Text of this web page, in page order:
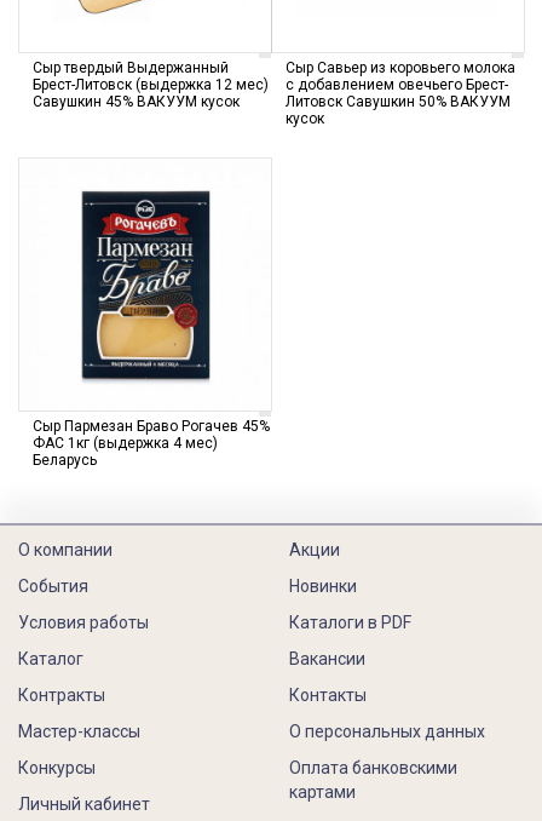
Сыр твердый Выдержанный
Брест-Литовск (выдержка 12 мес)
Савушкин 45% ВАКУУМ кусок
Сыр Савьер из коровьего молока
с добавлением овечьего Брест-
Литовск Савушкин 50% ВАКУУМ
кусок
Сыр Пармезан Браво Рогачев 45%
ФАС 1кг (выдержка 4 мес)
Беларусь
О компании
События
Условия работы
Каталог
Контракты
Акции
Новинки
Каталоги в PDF
Вакансии
Контакты
Мастер-классы
Конкурсы
Личный кабинет
О персональных данных
Оплата банковскими
картами